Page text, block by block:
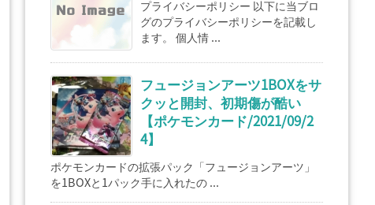
プライバシーポリシー 以下に当ブロ
グのプライバシーポリシーを記載し
ます。 個人情 ...
フュージョンアーツ1BOXをサ
クッと開封、初期傷が酷い
【ポケモンカード/2021/09/2
4】
ポケモンカードの拡張パック「フュージョンアーツ」
を1BOXと1パック手に入れたの ...